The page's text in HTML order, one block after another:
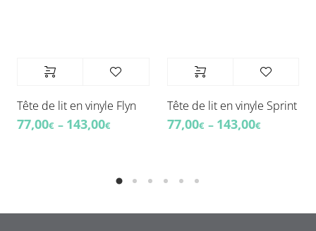
Tête de lit en vinyle Flyn
77,00€ – 143,00€
Tête de lit en vinyle Sprint
77,00€ – 143,00€